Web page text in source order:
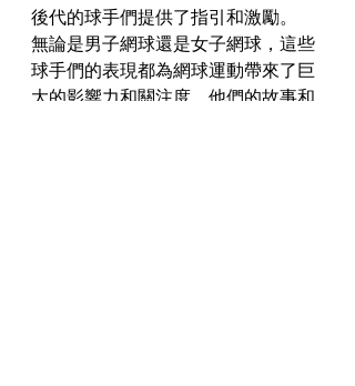
後代的球手們提供了指引和激勵。
無論是男子網球還是女子網球，這些
球手們的表現都為網球運動帶來了巨
大的影響力和關注度。他們的故事和